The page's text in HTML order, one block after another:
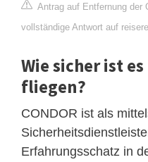
Antrag auf Entfernung der
vollständige Antwort auf
Wie sicher ist
fliegen?
CONDOR ist als
Erfahrungsschatz in